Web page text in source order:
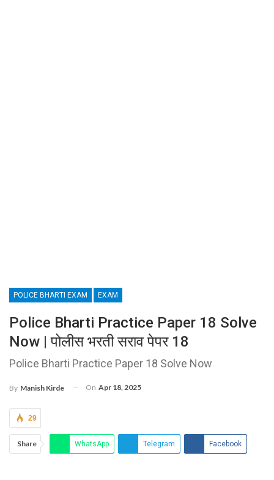
POLICE BHARTI EXAM EXAM
Police Bharti Practice Paper 18 Solve
Now | पोलीस भरती सराव पेपर 18
Police Bharti Practice Paper 18 Solve Now
By Manish Kirde On Apr 18, 2025
29
Share WhatsApp Telegram Facebook